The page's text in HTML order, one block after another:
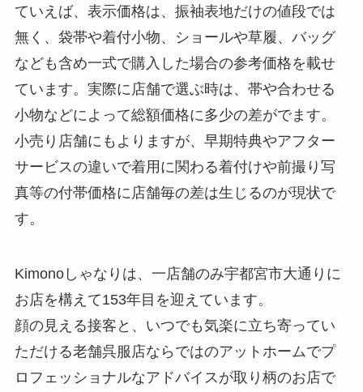
ていえば、表示価格は、振袖表地だけの値段では
無く、袋帯や着付小物、ショールや草履、バッグ
なども含め一式で購入した場合の参考価格を載せ
ています。実際に店舗で選ぶ時は、帯や合わせる
小物などによって総額価格に多少の差がでます。
小売り店舗にもよりますが、早期特典やアフター
サービスの違いで着用に関わる着付けや前撮り写
真等の付帯価格に店舗毎の差は生じるのが現状で
す。
Kimonoしゃなりは、一店舗のみ宇都宮市大通りに
お店を構えて153年目を迎えています。
顔の見える接客と、いつでも気楽に立ち寄ってい
ただける老舗呉服店ならではのアットホームでプ
ロフェッショナルなアドバイスが取り柄のお店で